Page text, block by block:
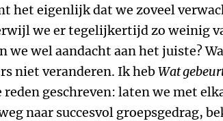
het eigenlijk dat we zoveel
we er tegelijkertijd zo weinig
we wel aandacht aan het juiste?
niet veranderen. Ik hebWat
reden geschreven: laten we met
naar succesvol groepsgedrag,